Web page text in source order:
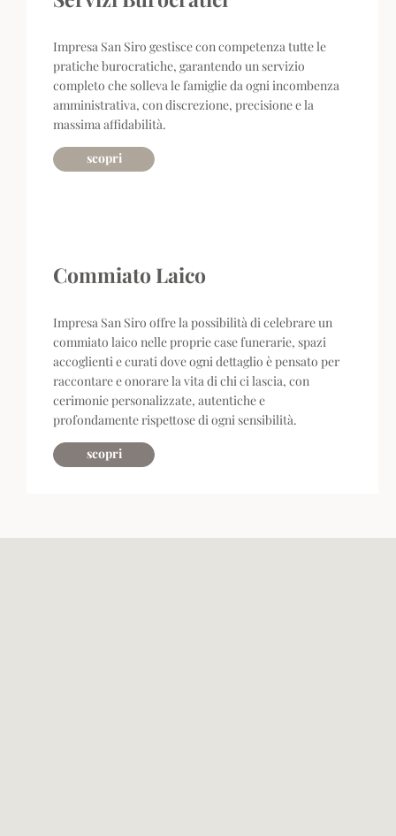
Impresa San Siro gestisce con competenza tutte le
pratiche burocratiche, garantendo un servizio
completo che solleva le famiglie da ogni incombenza
amministrativa, con discrezione, precisione e la
massima affidabilità.
scopri
Commiato Laico
Impresa San Siro offre la possibilità di celebrare un
commiato laico nelle proprie case funerarie, spazi
accoglienti e curati dove ogni dettaglio è pensato per
raccontare e onorare la vita di chi ci lascia, con
cerimonie personalizzate, autentiche e
profondamente rispettose di ogni sensibilità.
scopri